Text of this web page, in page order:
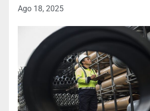
Ago 18, 2025